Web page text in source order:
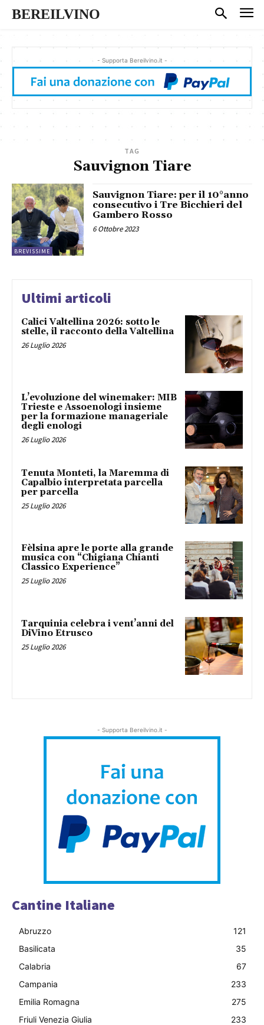
BEREILVINO
- Supporta Bereilvino.it -
TAG
Sauvignon Tiare
BREVISSIME
Sauvignon Tiare: per il 10°anno
consecutivo i Tre Bicchieri del
Gambero Rosso
6 Ottobre 2023
Ultimi articoli
Calici Valtellina 2026: sotto le
stelle, il racconto della Valtellina
26 Luglio 2026
L’evoluzione del winemaker: MIB
Trieste e Assoenologi insieme
per la formazione manageriale
degli enologi
26 Luglio 2026
Tenuta Monteti, la Maremma di
Capalbio interpretata parcella
per parcella
25 Luglio 2026
Fèlsina apre le porte alla grande
musica con “Chigiana Chianti
Classico Experience”
25 Luglio 2026
Tarquinia celebra i vent’anni del
DiVino Etrusco
25 Luglio 2026
- Supporta Bereilvino.it -
Cantine Italiane
Abruzzo
121
Basilicata
35
Calabria
67
Campania
233
Emilia Romagna
275
Friuli Venezia Giulia
233